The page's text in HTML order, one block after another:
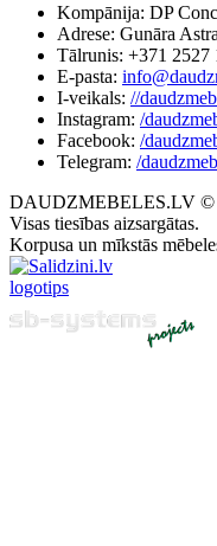
Kompānija: DP
Adrese: Gunāra
Tālrunis: +371 2527
E-pasta:
I-veikals: //
Instagram: /
Facebook: /
Telegram: /
DAUDZMEBELES.LV ©
Visas tiesības aizsargātas.
Korpusa un mīkstās